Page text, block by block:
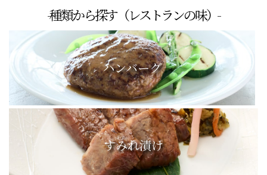
-種類から探す（レストランの味）-
ハンバーグ
すみれ漬け